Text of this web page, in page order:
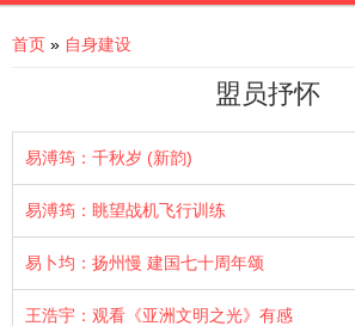
You are here
首页 » 自身建设
盟员抒怀
易溥筠：千秋岁 (新韵)
易溥筠：眺望战机飞行训练
易卜均：扬州慢 建国七十周年颂
王浩宇：观看《亚洲文明之光》有感